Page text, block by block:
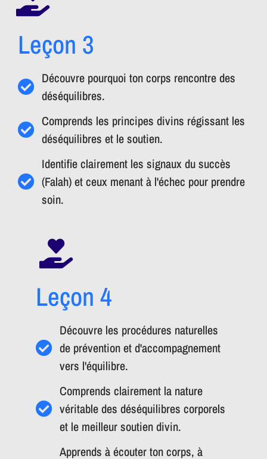
Leçon 3
Découvre pourquoi ton corps rencontre des
déséquilibres.
Comprends les principes divins régissant les
déséquilibres et le soutien.
Identifie clairement les signaux du succès
(Falah) et ceux menant à l'échec pour prendre
soin.
Leçon 4
Découvre les procédures naturelles
de prévention et d'accompagnement
vers l'équilibre.
Comprends clairement la nature
véritable des déséquilibres corporels
et le meilleur soutien divin.
Apprends à écouter ton corps, à